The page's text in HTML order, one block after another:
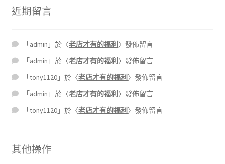
近期留言
「admin 」於〈老店才有的福利 〉發佈留言
「admin 」於〈老店才有的福利 〉發佈留言
「tony1120 」於〈老店才有的福利 〉發佈留言
「admin 」於〈老店才有的福利 〉發佈留言
「tony1120 」於〈老店才有的福利 〉發佈留言
其他操作